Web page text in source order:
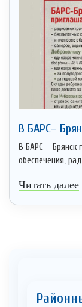
В БАРС–
В БАРС – Брянск
обеспечения,
Читать далее